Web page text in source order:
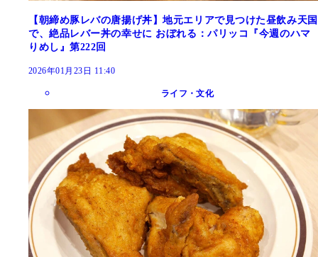
【朝締め豚レバの唐揚げ丼】地元エリアで見つけた昼飲み天国
で、絶品レバー丼の幸せに おぼれる：パリッコ『今週のハマ
りめし』第222回
2026年01月23日 11:40
ライフ・文化